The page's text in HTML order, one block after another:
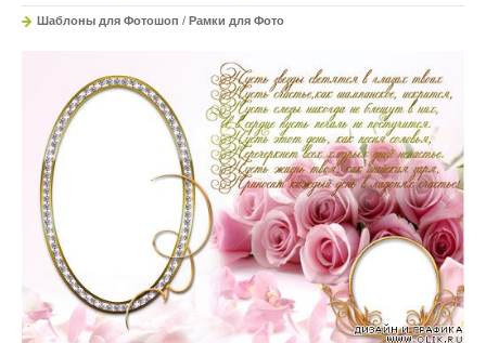
Шаблоны для Фотошоп / Рамки для Фото